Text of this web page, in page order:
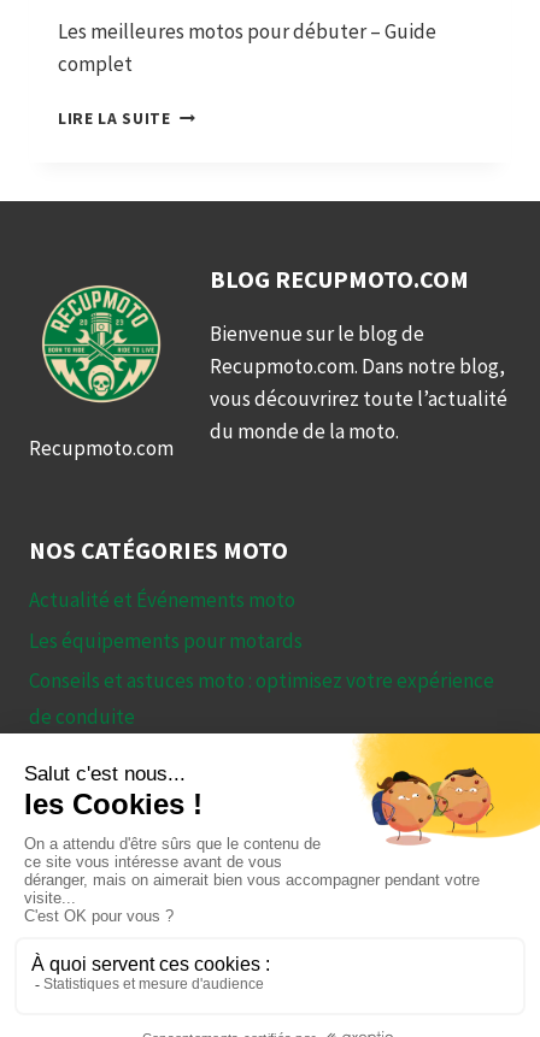
Les meilleures motos pour débuter – Guide
complet
LIRE LA SUITELES
COMPLET
Recupmoto.com
BLOG RECUPMOTO.COM
Bienvenue sur le blog de
Recupmoto.com. Dans notre blog,
vous découvrirez toute l’actualité
du monde de la moto.
NOS CATÉGORIES MOTO
Actualité et Événements moto
Les équipements pour motards
Conseils et astuces moto : optimisez votre expérience
de conduite
Essais et Comparatifs – Tout ce qu’il faut savoir avant
de choisir sa moto
© 2026 Le guide ultime des motos : astuces, conseils et
tests de modèles Recupmoto.com